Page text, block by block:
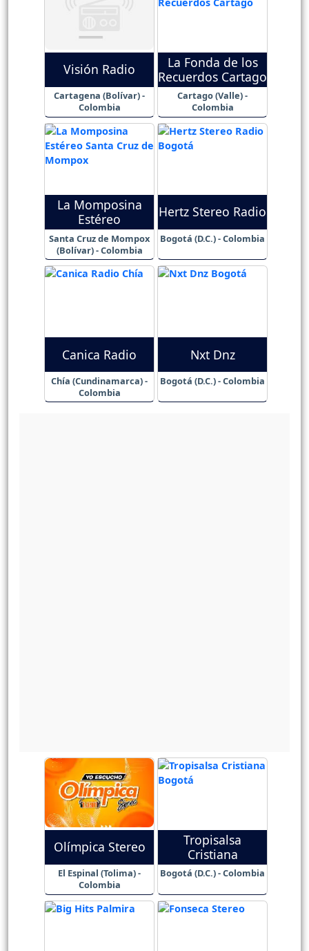
Visión Radio
Cartagena (Bolívar) -
Colombia
La Fonda de los
Recuerdos Cartago
Cartago (Valle) -
Colombia
La Momposina
Estéreo
Santa Cruz de Mompox
(Bolívar) - Colombia
Hertz Stereo Radio
Bogotá (D.C.) - Colombia
Canica Radio
Chía (Cundinamarca) -
Colombia
Nxt Dnz
Bogotá (D.C.) - Colombia
Olímpica Stereo
El Espinal (Tolima) -
Colombia
Tropisalsa
Cristiana
Bogotá (D.C.) - Colombia